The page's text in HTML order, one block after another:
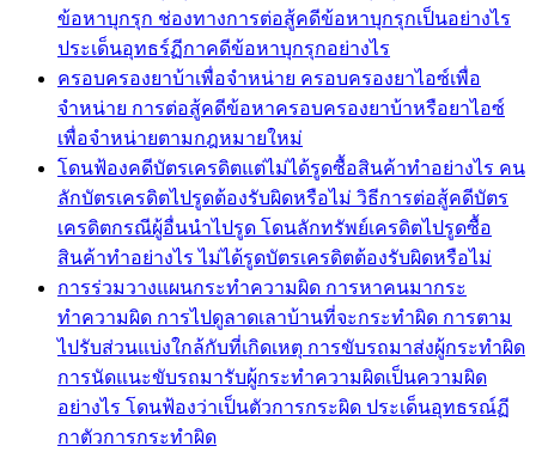
ข้อหาบุกรุก ช่องทางการต่อสู้คดีข้อหาบุกรุกเป็นอย่างไร
ประเด็นอุทธร์ฏีกาคดีข้อหาบุกรุกอย่างไร
ครอบครองยาบ้าเพื่อจำหน่าย ครอบครองยาไอซ์เพื่อ
จำหน่าย การต่อสู้คดีข้อหาครอบครองยาบ้าหรือยาไอซ์
เพื่อจำหน่ายตามกฎหมายใหม่
โดนฟ้องคดีบัตรเครดิตแต่ไม่ได้รูดซื้อสินค้าทำอย่างไร คน
ลักบัตรเครดิตไปรูดต้องรับผิดหรือไม่ วิธีการต่อสู้คดีบัตร
เครดิตกรณีผู้อื่นนำไปรูด โดนลักทรัพย์เครดิตไปรูดซื้อ
สินค้าทำอย่างไร ไม่ได้รูดบัตรเครดิตต้องรับผิดหรือไม่
การร่วมวางแผนกระทำความผิด การหาคนมากระ
ทำความผิด การไปดูลาดเลาบ้านที่จะกระทำผิด การตาม
ไปรับส่วนแบ่งใกล้กับที่เกิดเหตุ การขับรถมาส่งผู้กระทำผิด
การนัดแนะขับรถมารับผู้กระทำความผิดเป็นความผิด
อย่างไร โดนฟ้องว่าเป็นตัวการกระผิด ประเด็นอุทธรณ์ฏี
กาตัวการกระทำผิด